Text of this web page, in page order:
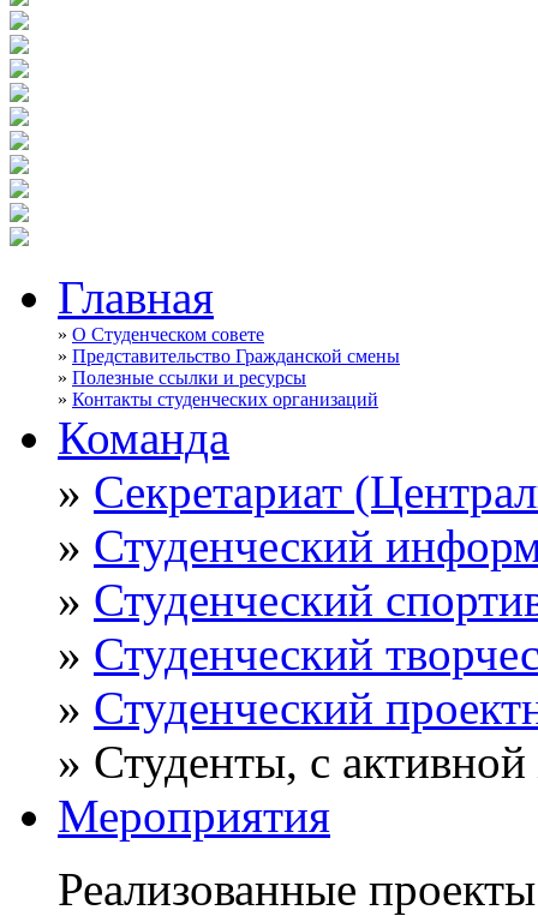
Главная
» О Студенческом совете
» Представительство Гражданской смены
» Полезные ссылки и ресурсы
» Контакты студенческих организаций
Команда
» Секретариат
» Студенческий
» Студенческий
» Студенческий
» Студенческий
» Студенты, с
Мероприятия
Реализованные